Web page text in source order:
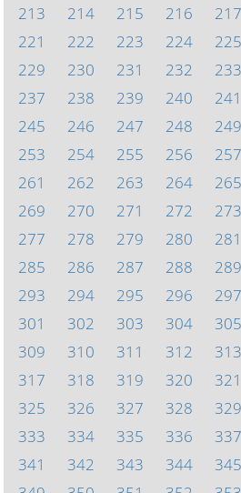
213
214 215 216 217
221
222 223 224 225
229
230 231 232 233
237
238 239 240 241
245
246 247 248 249
253
254 255 256 257
261
262 263 264 265
269
270 271 272 273
277
278 279 280 281
285
286 287 288 289
293
294 295 296 297
301
302 303 304 305
309
310 311 312 313
317
318 319 320 321
325
326 327 328 329
333
334 335 336 337
341
342 343 344 345